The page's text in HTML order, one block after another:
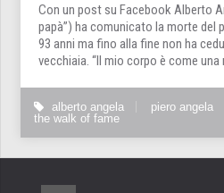
Con un post su Facebook Alberto
papà”) ha comunicato la morte del
93 anni ma fino alla fine non ha
vecchiaia. “Il mio corpo è come
alberto angela piero angela
the walk of fame